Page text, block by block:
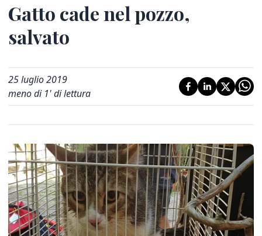
Gatto cade nel pozzo,
salvato
25 luglio 2019
meno di 1' di lettura